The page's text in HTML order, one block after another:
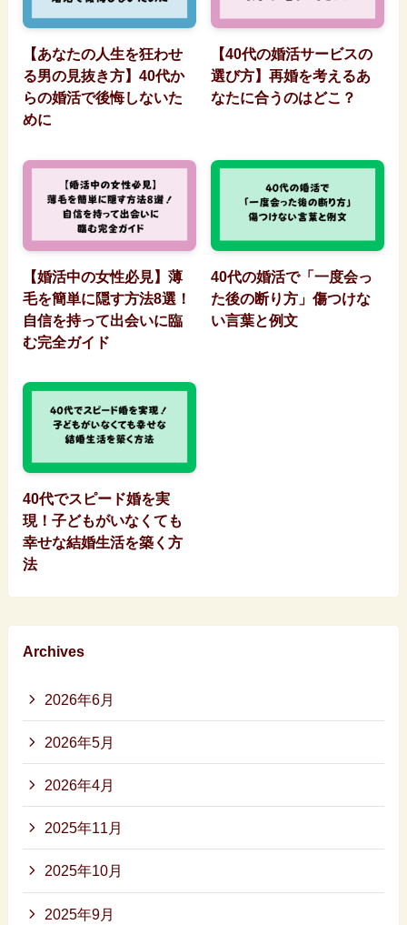
【あなたの人生を狂わせ
る男の見抜き方】40代か
らの婚活で後悔しないた
めに
【40代の婚活サービスの
選び方】再婚を考えるあ
なたに合うのはどこ？
【婚活中の女性必見】薄
毛を簡単に隠す方法8選！
自信を持って出会いに臨
む完全ガイド
40代の婚活で「一度会っ
た後の断り方」傷つけな
い言葉と例文
40代でスピード婚を実
現！子どもがいなくても
幸せな結婚生活を築く方
法
Archives
2026年6月
2026年5月
2026年4月
2025年11月
2025年10月
2025年9月